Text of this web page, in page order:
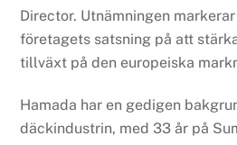
Director. Utnämningen
företagets satsning på att
tillväxt på den europeiska
Hamada har en gedigen
däckindustrin, med 33 år på